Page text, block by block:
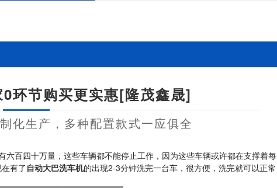
环节购买更实惠[隆茂鑫晟]
化生产，多种配置款式一应俱全
百四十万量，这些车辆都不能停止工作，因为这些车辆或许都在支撑着每
有了 自动大巴洗车机的出现2-3分钟洗完一台车，很方便，洗完就可以正常